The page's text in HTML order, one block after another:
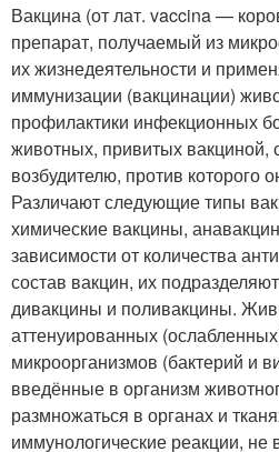
Вакцина (от лат. vaccina —
препарат, получаемый из
их жизнедеятельности и
иммунизации (вакцинации)
профилактики инфекционных
животных, привитых вакциной,
возбудителю, против которого
Различают следующие типы
химические вакцины,
зависимости от количества
состав вакцин, их
дивакцины и поливакцины.
аттенуированных
микроорганизмов (бактерий и
введённые в организм
размножаться в органах и
иммунологические реакции, не